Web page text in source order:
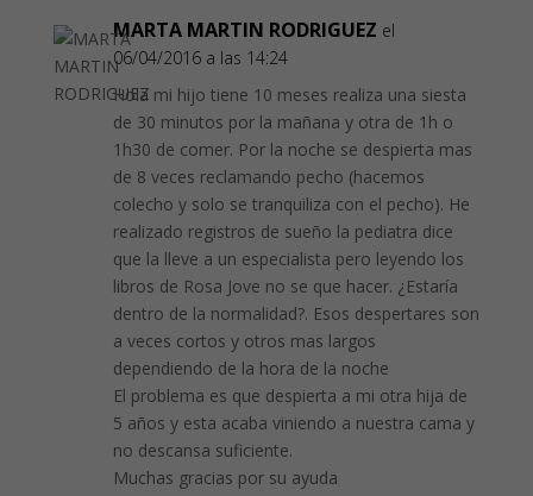
MARTA MARTIN RODRIGUEZ el
06/04/2016 a las 14:24
Hola mi hijo tiene 10 meses realiza una siesta
de 30 minutos por la mañana y otra de 1h o
1h30 de comer. Por la noche se despierta mas
de 8 veces reclamando pecho (hacemos
colecho y solo se tranquiliza con el pecho). He
realizado registros de sueño la pediatra dice
que la lleve a un especialista pero leyendo los
libros de Rosa Jove no se que hacer. ¿Estaría
dentro de la normalidad?. Esos despertares son
a veces cortos y otros mas largos
dependiendo de la hora de la noche
El problema es que despierta a mi otra hija de
5 años y esta acaba viniendo a nuestra cama y
no descansa suficiente.
Muchas gracias por su ayuda